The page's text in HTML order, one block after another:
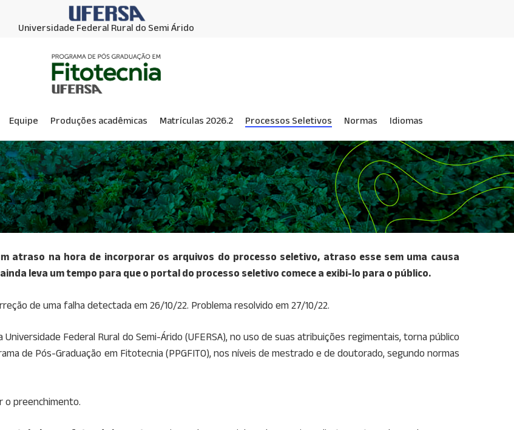
Universidade Federal Rural do Semi Árido
Equipe Produções acadêmicas Matrículas 2026.2 Processos Seletivos Normas Idiomas
atraso na hora de incorporar os arquivos do processo seletivo, atraso esse sem uma causa
leva um tempo para que o portal do processo seletivo comece a exibi-lo para o público.
de uma falha detectada em 26/10/22. Problema resolvido em 27/10/22.
Federal Rural do Semi-Árido (UFERSA), no uso de suas atribuições regimentais, torna público
de Pós-Graduação em Fitotecnia (PPGFITO), nos níveis de mestrado e de doutorado, segundo normas
o preenchimento.